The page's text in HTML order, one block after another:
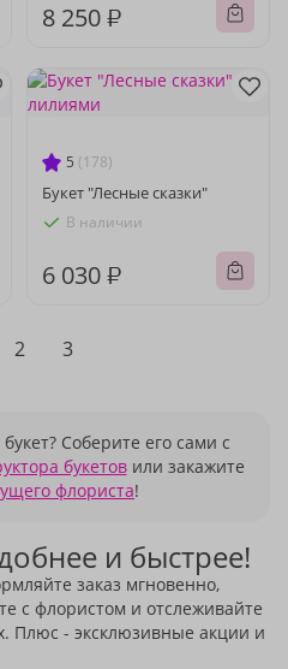
8 250 ₽
5 (178)
Букет "Лесные сказки"
В наличии
6 030 ₽
2 3
Соберите его сами с
букетовили закажите
флориста!
и быстрее!
заказ мгновенно,
с флористом и отслеживайте
Плюс - эксклюзивные акции и